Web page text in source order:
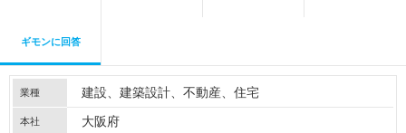
ギモンに回答
業種 建設 建築設計 不動産 住宅
本社 大阪府